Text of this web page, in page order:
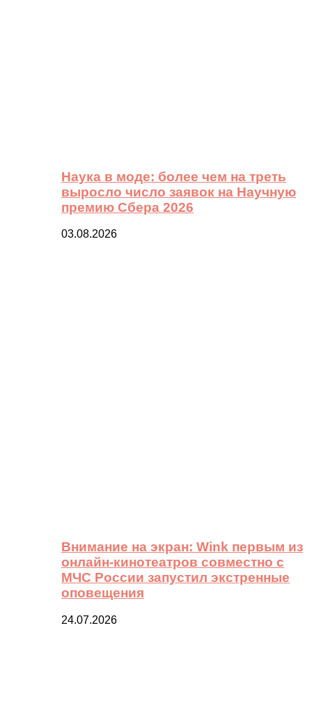
Наука в моде: более чем на треть
выросло число заявок на Научную
премию Сбера 2026
03.08.2026
Внимание на экран: Wink первым из
онлайн-кинотеатров совместно с
МЧС России запустил экстренные
оповещения
24.07.2026